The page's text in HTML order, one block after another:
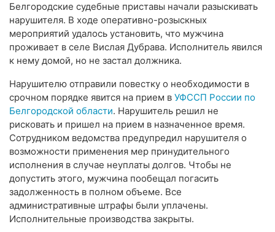
Белгородские судебные приставы начали разыскивать
нарушителя. В ходе оперативно-розыскных
мероприятий удалось установить, что мужчина
проживает в селе Вислая Дубрава. Исполнитель явился
к нему домой, но не застал должника.
Нарушителю отправили повестку о необходимости в
срочном порядке явится на прием в УФССП России по
Белгородской области. Нарушитель решил не
рисковать и пришел на прием в назначенное время.
Сотрудником ведомства предупредил нарушителя о
возможности применения мер принудительного
исполнения в случае неуплаты долгов. Чтобы не
допустить этого, мужчина пообещал погасить
задолженность в полном объеме. Все
административные штрафы были уплачены.
Исполнительные производства закрыты.